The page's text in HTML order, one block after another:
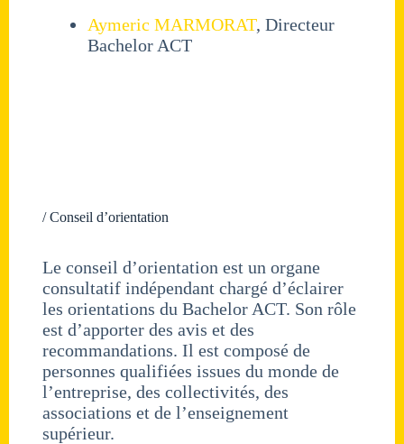
Aymeric MARMORAT, Directeur
Bachelor ACT
/ Conseil d’orientation
Le conseil d’orientation est un organe
consultatif indépendant chargé d’éclairer
les orientations du Bachelor ACT. Son rôle
est d’apporter des avis et des
recommandations. Il est composé de
personnes qualifiées issues du monde de
l’entreprise, des collectivités, des
associations et de l’enseignement
supérieur.